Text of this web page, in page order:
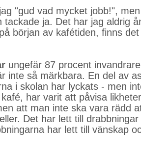
"gud vad mycket jobb!",
tackade ja. Det har jag aldrig
början av kafétiden, finns
ungefär 87 procent
inte så märkbara. En del av
i skolan har lyckats - men
har varit att påvisa
att man inte ska vara rädd
Det har lett till
har lett till vänskap